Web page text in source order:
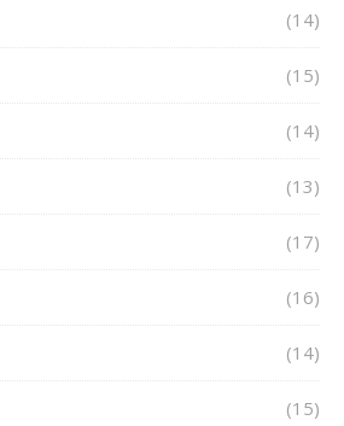
(14)
(15)
(14)
(13)
(17)
(16)
(14)
(15)